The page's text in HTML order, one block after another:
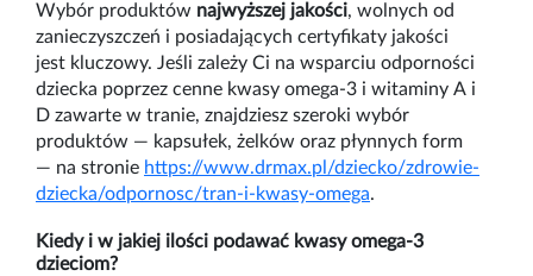
Wybór produktów najwyższej jakości, wolnych od
zanieczyszczeń i posiadających certyfikaty jakości
jest kluczowy. Jeśli zależy Ci na wsparciu odporności
dziecka poprzez cenne kwasy omega‑3 i witaminy A i
D zawarte w tranie, znajdziesz szeroki wybór
produktów — kapsułek, żelków oraz płynnych form
— na stronie https://www.drmax.pl/dziecko/zdrowie-
dziecka/odpornosc/tran-i-kwasy-omega.
Kiedy i w jakiej ilości podawać kwasy omega-3
dzieciom?